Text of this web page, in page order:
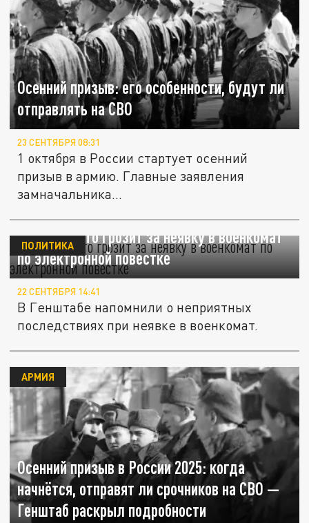
Осенний призыв: его особенности, будут ли
отправлять на СВО
23 СЕНТЯБРЯ 08:31
1 октября в России стартует осенний
призыв в армию. Главные заявления
замначальника...
Генштаб: Что грозит за неявку в военкомат
по электронной повестке
ПОЛИТИКА
22 СЕНТЯБРЯ 14:41
В Генштабе напомнили о неприятных
последствиях при неявке в военкомат.
Осенний призыв в России 2025: когда
начнётся, отправят ли срочников на СВО —
Генштаб раскрыл подробности
АРМИЯ